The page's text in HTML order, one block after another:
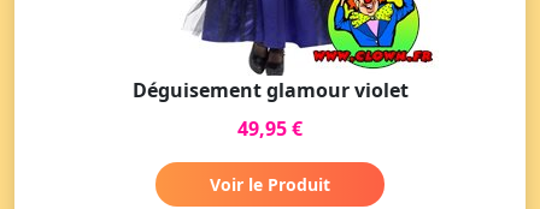
Déguisement glamour violet
49,95 €
Voir le Produit